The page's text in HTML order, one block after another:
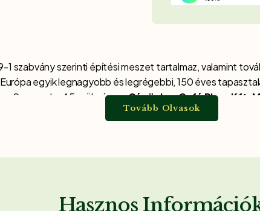
1 szabvány szerinti építési meszet tartalmaz, valamint
egyik legnagyobb és legrégebbi, 150 éves
SupercalcoA5 szükséges.Cégünk, a Café Plusz Kft.
ás belső vakolataként
előtt – magas páraátersztő képesség
Tovább Olvasok
Hasznos